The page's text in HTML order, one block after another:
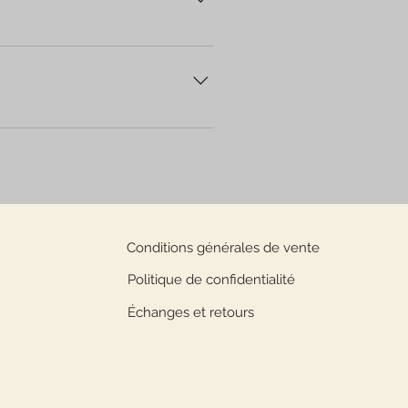
courantes sur votre
Conditions générales de vente
Politique de confidentialité
Échanges et retours